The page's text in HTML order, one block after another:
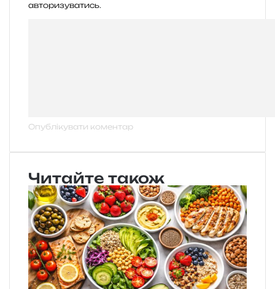
авторизуватись.
Читайте також